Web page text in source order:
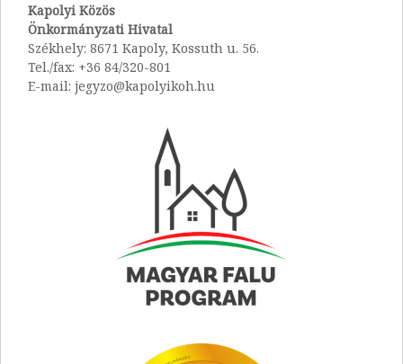
Kapolyi Közös
Önkormányzati Hivatal
Székhely: 8671 Kapoly, Kossuth u. 56.
Tel./fax: +36 84/320-801
E-mail: jegyzo@kapolyikoh.hu